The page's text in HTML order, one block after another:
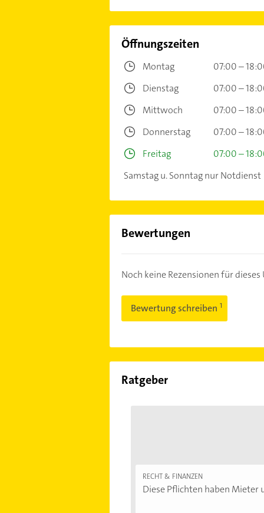
Öffnungszeiten
Montag
07:00 –
Dienstag
07:00 –
Mittwoch
07:00 –
Donnerstag
07:00 –
Freitag
07:00 –
Samstag u. Sonntag nur Notdienst
Bewertungen
Noch keine Rezensionen für
Bewertung schreiben
Ratgeber
RECHT & FINANZEN
Diese Pflichten haben Mieter